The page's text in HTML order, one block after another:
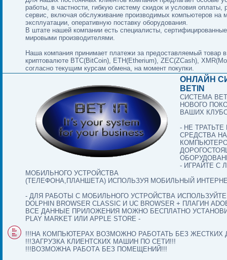
работы, в частности, гибкую систему скидок и условия оплаты,
сервис, включая обслуживание производимых компьютеров на
эксплуатации, оперативную поставку оборудования.
В штате нашей компании есть специалисты,
мировыми производителями.
Наша компания принимает платежи за предоставляемый товар в
криптовалюте BTC(BitCoin), ETH(Etherium), ZEC(ZCash),
согласно текущим курсам обмена, на момент покупки.
ОНЛАЙН
BETIN
СИСТЕМА
НОВОГО
ВАШИХ
- НЕ
СРЕДСТВА
- ИГРАЙТЕ С
МОБИЛЬНОГО УСТРОЙСТВА
(ТЕЛЕФОНА,ПЛАНШЕТА) ИСПОЛЬЗУЯ МОБИЛЬНЫЙ
- ДЛЯ РАБОТЫ С МОБИЛЬНОГО УСТРОЙСТВА
DOLPHIN BROWSER CLASSIC И UC BROWSER + ПЛАГИН
ВСЕ ДАННЫЕ ПРИЛОЖЕНИЯ МОЖНО БЕСПЛАТНО
PLAY MARKET ИЛИ APPLE STORE -
!!!НА КОМПЬЮТЕРАХ ВОЗМОЖНО РАБОТАТЬ БЕЗ ЖЕСТКИХ
!!!ЗАГРУЗКА КЛИЕНТСКИХ МАШИН ПО СЕТИ!!!
!!!ВОЗМОЖНА РАБОТА БЕЗ ПОМЕЩЕНИЙ!!!